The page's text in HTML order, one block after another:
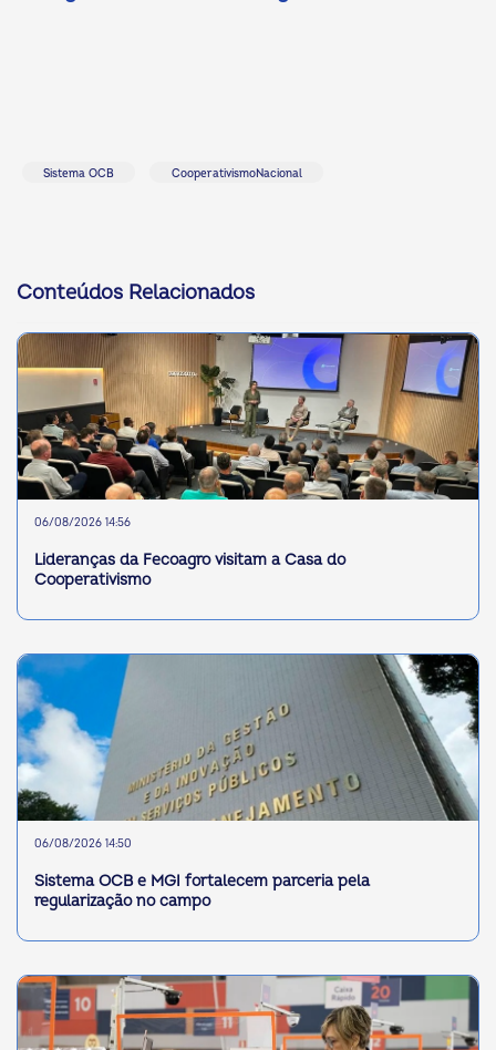
Sistema OCB CooperativismoNacional
Conteúdos Relacionados
06/08/2026 14:56
Lideranças da Fecoagro visitam a Casa do
Cooperativismo
06/08/2026 14:50
Sistema OCB e MGI fortalecem parceria pela
regularização no campo